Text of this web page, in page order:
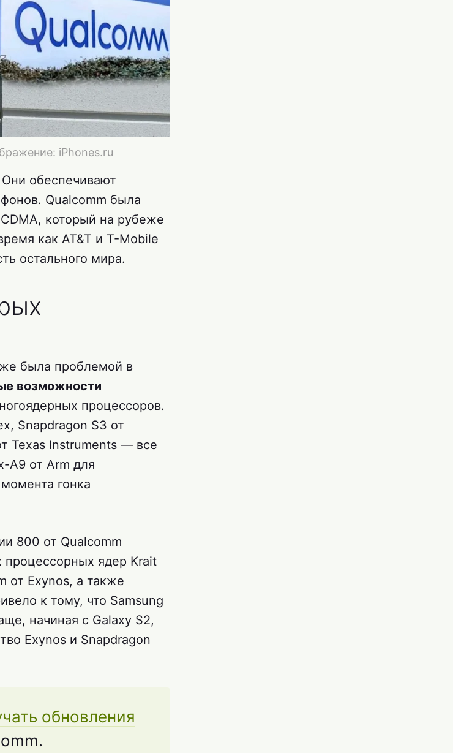
iPhones.ru
обеспечивают
Qualcomm была
который на рубеже
как AT&T и T-Mobile
остального мира.
была проблемой в
возможности
процессоров.
Snapdragon S3 от
Texas Instruments — все
A9 от Arm для
гонка
800 от Qualcomm
ядер Krait
от Exynos, а также
к тому, что Samsung
начиная с Galaxy S2,
Exynos и Snapdragon
обновления